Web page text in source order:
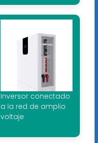
Inversor conectado
a la red de amplio
voltaje